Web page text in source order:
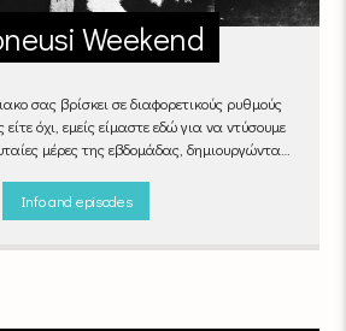
Weekend
σας βρίσκει σε διαφορετικούς ρυθμούς
όχι, εμείς είμαστε εδώ για να ντύσουμε
μέρες της εβδομάδας, δημιουργώντας
Info and episodes